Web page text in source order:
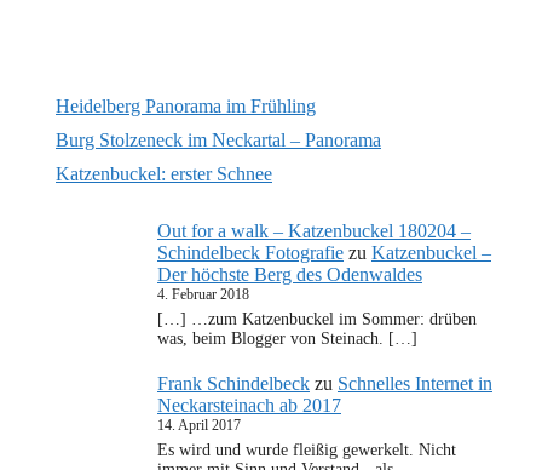
Heidelberg Panorama im Frühling
Burg Stolzeneck im Neckartal – Panorama
Katzenbuckel: erster Schnee
Out for a walk – Katzenbuckel 180204 –
Schindelbeck Fotografie zu Katzenbuckel –
Der höchste Berg des Odenwaldes
4. Februar 2018
[…] …zum Katzenbuckel im Sommer: drüben
was, beim Blogger von Steinach. […]
Frank Schindelbeck zu Schnelles Internet in
Neckarsteinach ab 2017
14. April 2017
Es wird und wurde fleißig gewerkelt. Nicht